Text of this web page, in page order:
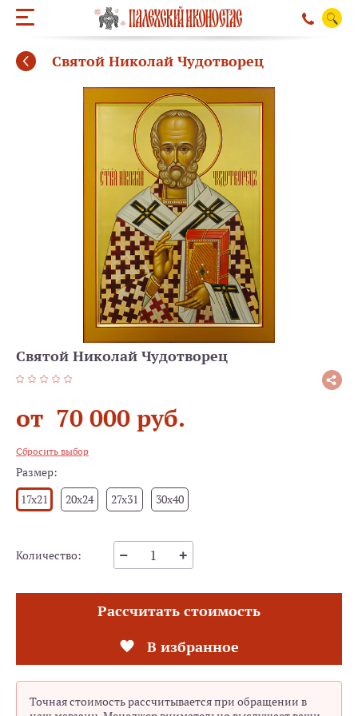
ОБРАТНЫЙ
Святой Николай Чудотворец
Святой Николай Чудотворец
от 70 000 руб.
Сбросить выбор
Размер:
17x21
20x24 27x31 30x40
Количество:
Рассчитать стоимость
В избранное
Точная стоимость рассчитывается при обращении в